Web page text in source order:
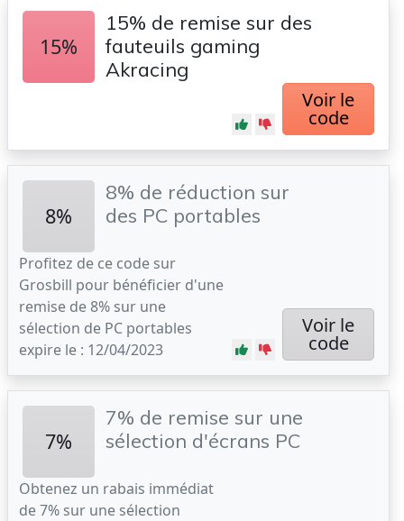
15%
15% de remise sur des
fauteuils gaming
Akracing
Voir le
code
8%
8% de réduction sur
des PC portables
Profitez de ce code sur
Grosbill pour bénéficier d'une
remise de 8% sur une
sélection de PC portables
expire le : 12/04/2023
Voir le
code
7%
7% de remise sur une
sélection d'écrans PC
Obtenez un rabais immédiat
de 7% sur une sélection